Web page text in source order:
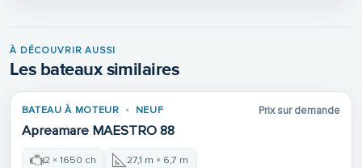
À DÉCOUVRIR AUSSI
Les bateaux similaires
BATEAU À MOTEUR NEUF
Apreamare MAESTRO 88
Prix sur demande
2 × 1650 ch 27,1 m × 6,7 m